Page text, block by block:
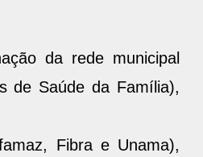
da rede municipal
de Saúde da Família),
Fibra e Unama),